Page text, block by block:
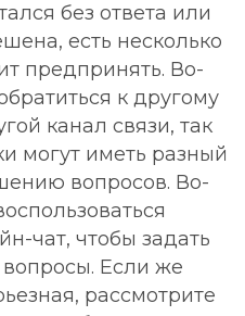
без ответа или
есть несколько
предпринять. Во-
к другому
канал связи, так
могут иметь разный
вопросов. Во-
чат, чтобы задать
Если же
рассмотрите